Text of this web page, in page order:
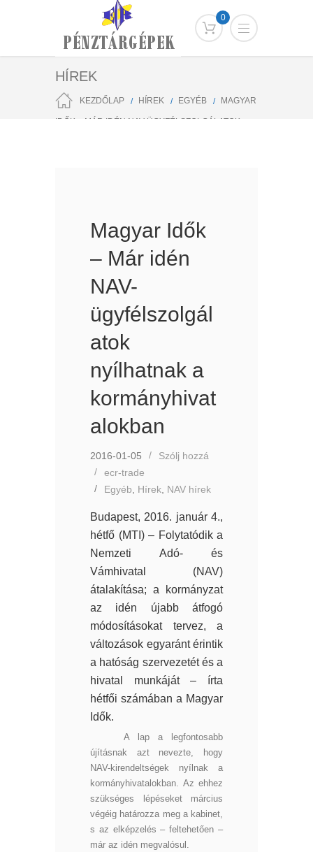
0
HÍREK
KEZDŐLAP HÍREK EGYÉB MAGYAR
IDŐK – MÁR IDÉN NAV-ÜGYFÉLSZOLGÁLATOK
Magyar Idők
– Már idén
NAV-
ügyfélszolgál
atok
nyílhatnak a
kormányhivat
alokban
2016-01-05
Szólj hozzá
ecr-trade
Egyéb
Hírek NAV hírek
Budapest, 2016. január 4.,
hétfő (MTI) – Folytatódik a
Nemzeti Adó- és
Vámhivatal (NAV)
átalakítása; a kormányzat
az idén újabb átfogó
módosításokat tervez, a
változások egyaránt érintik
a hatóság szervezetét és a
hivatal munkáját – írta
hétfői számában a Magyar
Idők.
A lap a legfontosabb
újításnak azt nevezte, hogy
NAV-kirendeltségek nyílnak a
kormányhivatalokban. Az ehhez
szükséges lépéseket március
végéig határozza meg a kabinet,
s az elképzelés – feltehetően –
már az idén megvalósul.